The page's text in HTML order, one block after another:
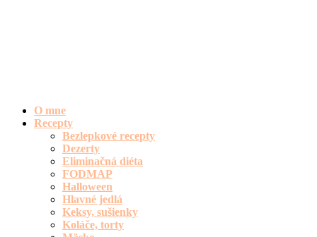
O mne
Recepty
Bezlepkové recepty
Dezerty
Eliminačná diéta
FODMAP
Halloween
Hlavné jedlá
Keksy, sušienky
Koláče, torty